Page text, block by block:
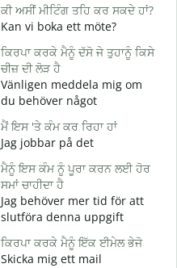
ਕੀ ਅਸੀਂ ਮੀਟਿੰਗ ਤਹਿ ਕਰ ਸਕਦੇ ਹਾਂ?
Kan vi boka ett möte?
ਕਿਰਪਾ ਕਰਕੇ ਮੈਨੂੰ ਦੱਸੋ ਜੇ ਤੁਹਾਨੂੰ ਕਿਸੇ
ਚੀਜ਼ ਦੀ ਲੋੜ ਹੈ
Vänligen meddela mig om
du behöver något
ਮੈਂ ਇਸ 'ਤੇ ਕੰਮ ਕਰ ਰਿਹਾ ਹਾਂ
Jag jobbar på det
ਮੈਨੂੰ ਇਸ ਕੰਮ ਨੂੰ ਪੂਰਾ ਕਰਨ ਲਈ ਹੋਰ
ਸਮਾਂ ਚਾਹੀਦਾ ਹੈ
Jag behöver mer tid för att
slutföra denna uppgift
ਕਿਰਪਾ ਕਰਕੇ ਮੈਨੂੰ ਇੱਕ ਈਮੇਲ ਭੇਜੋ
Skicka mig ett mail